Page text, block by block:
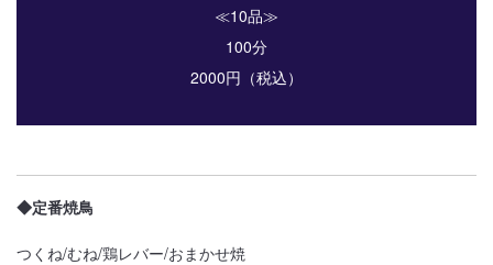
≪10品≫
100分
2000円（税込）
◆定番焼鳥
つくね/むね/鶏レバー/おまかせ焼